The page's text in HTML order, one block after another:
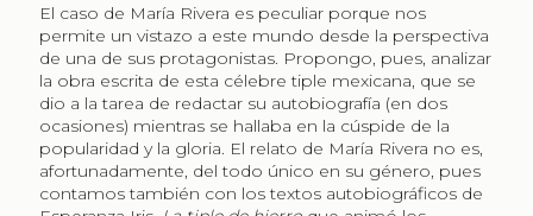
El caso de María Rivera es peculiar porque nos
permite un vistazo a este mundo desde la perspectiva
de una de sus protagonistas. Propongo, pues, analizar
la obra escrita de esta célebre tiple mexicana, que se
dio a la tarea de redactar su autobiografía (en dos
ocasiones) mientras se hallaba en la cúspide de la
popularidad y la gloria. El relato de María Rivera no es,
afortunadamente, del todo único en su género, pues
contamos también con los textos autobiográficos de